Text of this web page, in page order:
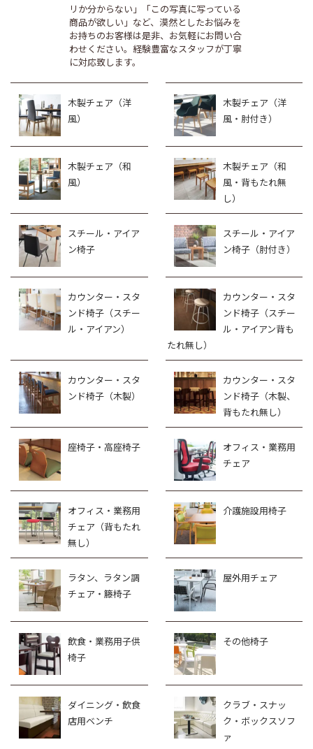
リか分からない」「この写真に写っている
商品が欲しい」など、漠然としたお悩みを
お持ちのお客様は是非、お気軽にお問い合
わせください。経験豊富なスタッフが丁寧
に対応致します。
木製チェア（洋
風）
木製チェア（洋
風・肘付き）
木製チェア（和
風）
木製チェア（和
風・背もたれ無
し）
スチール・アイア
ン椅子
スチール・アイア
ン椅子（肘付き）
カウンター・スタ
ンド椅子（スチー
ル・アイアン）
カウンター・スタ
ンド椅子（スチー
ル・アイアン背も
たれ無し）
カウンター・スタ
ンド椅子（木製）
カウンター・スタ
ンド椅子（木製、
背もたれ無し）
座椅子・高座椅子
オフィス・業務用
チェア
オフィス・業務用
チェア（背もたれ
無し）
介護施設用椅子
ラタン、ラタン調
チェア・籐椅子
屋外用チェア
飲食・業務用子供
椅子
その他椅子
ダイニング・飲食
店用ベンチ
クラブ・スナッ
ク・ボックスソフ
ァ